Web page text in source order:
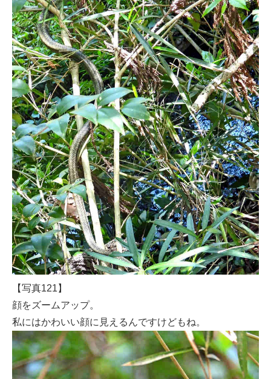
【写真121】
顔をズームアップ。
私にはかわいい顔に見えるんですけどもね。